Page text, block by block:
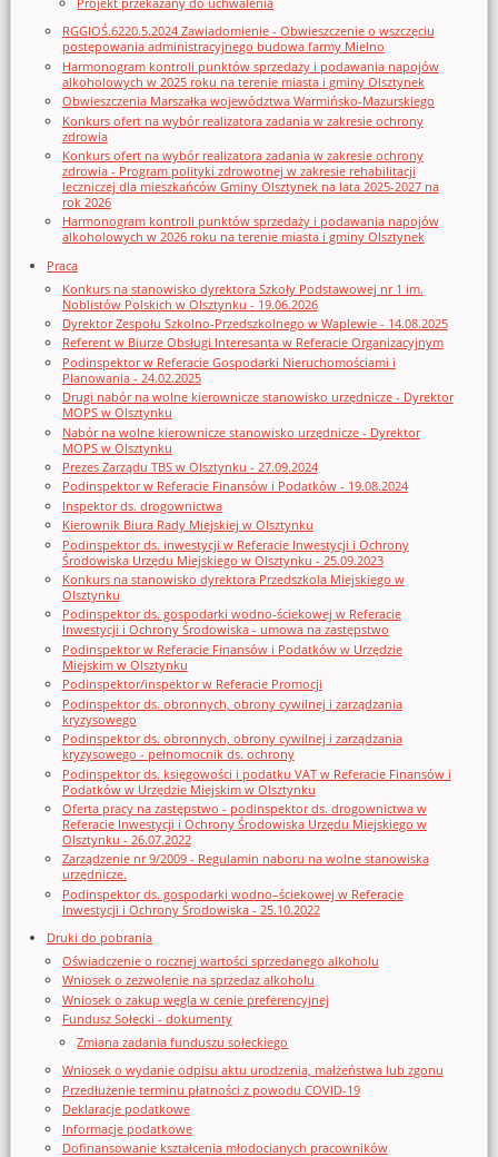
RGGIOŚ.6220.5.2024 Zawiadomienie - Obwieszczenie o wszczęciu
postępowania administracyjnego budowa farmy Mielno
Harmonogram kontroli punktów sprzedaży i podawania napojów
alkoholowych w 2025 roku na terenie miasta i gminy Olsztynek
Obwieszczenia Marszałka województwa Warmińsko-Mazurskiego
Konkurs ofert na wybór realizatora zadania w zakresie ochrony
zdrowia
Konkurs ofert na wybór realizatora zadania w zakresie ochrony
zdrowia - Program polityki zdrowotnej w zakresie rehabilitacji
leczniczej dla mieszkańców Gminy Olsztynek na lata 2025-2027 na
rok 2026
Harmonogram kontroli punktów sprzedaży i podawania napojów
alkoholowych w 2026 roku na terenie miasta i gminy Olsztynek
Praca
Konkurs na stanowisko dyrektora Szkoły Podstawowej nr 1 im.
Noblistów Polskich w Olsztynku - 19.06.2026
Dyrektor Zespołu Szkolno-Przedszkolnego w Waplewie - 14.08.2025
Referent w Biurze Obsługi Interesanta w Referacie Organizacyjnym
Podinspektor w Referacie Gospodarki Nieruchomościami i
Planowania - 24.02.2025
Drugi nabór na wolne kierownicze stanowisko urzędnicze - Dyrektor
MOPS w Olsztynku
Nabór na wolne kierownicze stanowisko urzędnicze - Dyrektor
MOPS w Olsztynku
Prezes Zarządu TBS w Olsztynku - 27.09.2024
Podinspektor w Referacie Finansów i Podatków - 19.08.2024
Inspektor ds. drogownictwa
Kierownik Biura Rady Miejskiej w Olsztynku
Podinspektor ds. inwestycji w Referacie Inwestycji i Ochrony
Środowiska Urzędu Miejskiego w Olsztynku - 25.09.2023
Konkurs na stanowisko dyrektora Przedszkola Miejskiego w
Olsztynku
Podinspektor ds. gospodarki wodno-ściekowej w Referacie
Inwestycji i Ochrony Środowiska - umowa na zastępstwo
Podinspektor w Referacie Finansów i Podatków w Urzędzie
Miejskim w Olsztynku
Podinspektor/inspektor w Referacie Promocji
Podinspektor ds. obronnych, obrony cywilnej i zarządzania
kryzysowego
Podinspektor ds. obronnych, obrony cywilnej i zarządzania
kryzysowego - pełnomocnik ds. ochrony
Podinspektor ds. księgowości i podatku VAT w Referacie Finansów i
Podatków w Urzędzie Miejskim w Olsztynku
Oferta pracy na zastępstwo - podinspektor ds. drogownictwa w
Referacie Inwestycji i Ochrony Środowiska Urzędu Miejskiego w
Olsztynku - 26.07.2022
Zarządzenie nr 9/2009 - Regulamin naboru na wolne stanowiska
urzędnicze.
Podinspektor ds. gospodarki wodno–ściekowej w Referacie
Inwestycji i Ochrony Środowiska - 25.10.2022
Druki do pobrania
Oświadczenie o rocznej wartości sprzedanego alkoholu
Wniosek o zezwolenie na sprzedaz alkoholu
Wniosek o zakup węgla w cenie preferencyjnej
Fundusz Sołecki - dokumenty
Zmiana zadania funduszu sołeckiego
Wniosek o wydanie odpisu aktu urodzenia, małżeństwa lub zgonu
Przedłużenie terminu płatności z powodu COVID-19
Deklaracje podatkowe
Informacje podatkowe
Dofinansowanie kształcenia młodocianych pracowników